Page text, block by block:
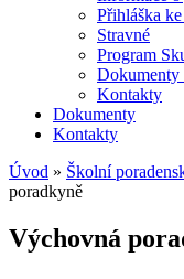
Přihláška
Stravné
Program
Dokumenty
Kontakty
Dokumenty
Kontakty
Úvod » Školní
poradkyně
Výchovná